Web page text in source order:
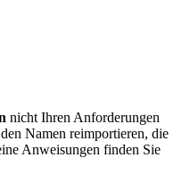
nicht Ihren Anforderungen
Namen reimportieren, die
Anweisungen finden Sie